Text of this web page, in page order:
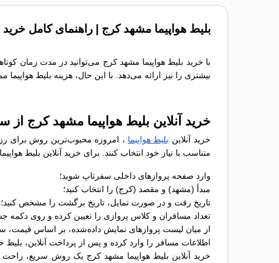
بلیط هواپیما مشهد کرج | راهنمای کامل
با خرید بلیط هواپیما مشهد کرج می‌توانید در مدت زمان
بیشتری را نیز ارائه می‌دهد. با این حال، هزینه بلیط
خرید آنلاین بلیط هواپیما مشهد کرج از
خرید آنلاین بلیط هواپیما ، امروزه محبوب‌ترین روش برای
متناسب با نیاز خود انتخاب کنند. برای خرید آنلاین بلیط
وارد صفحه پروازهای داخلی سفرتاپ شوید؛
مبدأ (مشهد) و مقصد (کرج) را انتخاب کنید؛
تاریخ رفت و در صورت تمایل، تاریخ برگشت را مشخص کنید؛
تعداد مسافران و کلاس پروازی را تعیین کرده و روی دکمه
از میان لیست پروازهای نمایش داده‌شده، بر اساس قیمت،
اطلاعات مسافر را وارد کرده و پس از پرداخت آنلاین، بلیط
خرید آنلاین بلیط هواپیما مشهد کرج یک روش سریع، راحت